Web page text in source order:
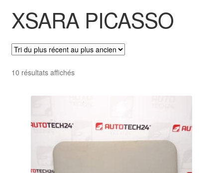
Livraison
Livraison internationale
Mon compte
Paiements
Panier
XSARA PICASSO
10 résultats affichésTrié